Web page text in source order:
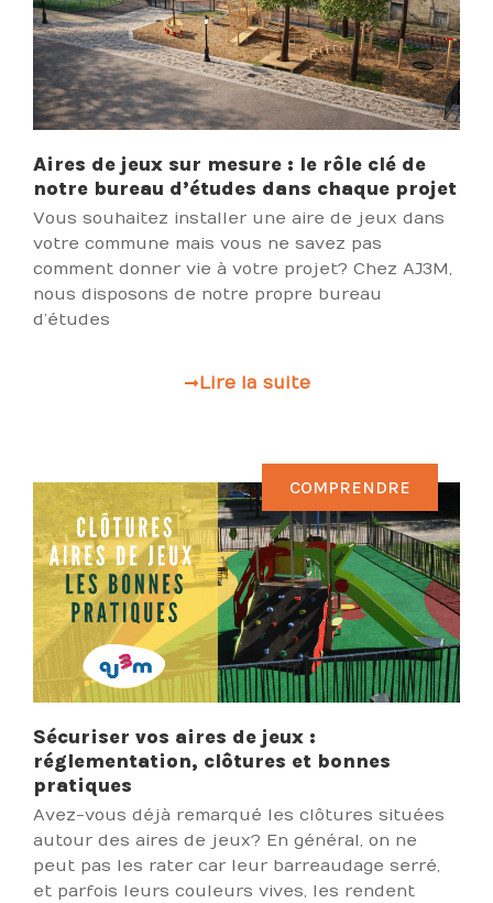
Aires de jeux sur mesure : le rôle clé de
notre bureau d’études dans chaque projet
Vous souhaitez installer une aire de jeux dans
votre commune mais vous ne savez pas
comment donner vie à votre projet ? Chez AJ3M,
nous disposons de notre propre bureau
d’études
Lire la suite
COMPRENDRE
Sécuriser vos aires de jeux :
réglementation, clôtures et bonnes
pratiques
Avez-vous déjà remarqué les clôtures situées
autour des aires de jeux ? En général, on ne
peut pas les rater car leur barreaudage serré,
et parfois leurs couleurs vives, les rendent